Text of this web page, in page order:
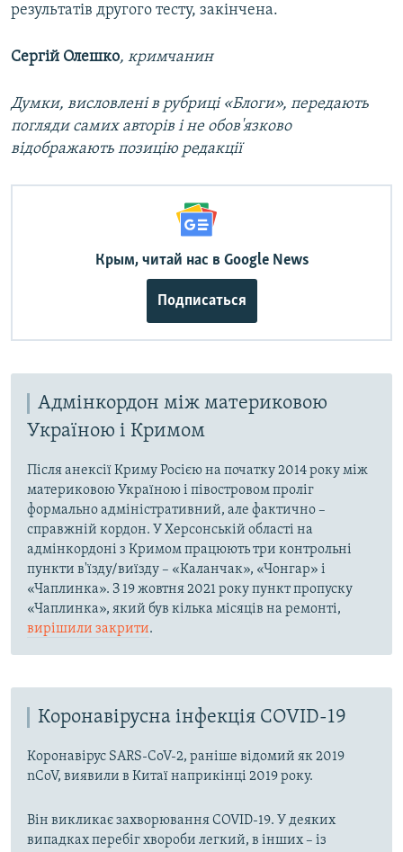
результатів другого тесту, закінчена.
Сергій Олешко, кримчанин
Думки, висловлені в рубриці «Блоги», передають
погляди самих авторів і не обов'язково
відображають позицію редакції
Крым, читай нас в Google News
Подписаться
Адмінкордон між материковою
Україною і Кримом
Після анексії Криму Росією на початку 2014 року між
материковою Україною і півостровом проліг
формально адміністративний, але фактично –
справжній кордон. У Херсонській області на
адмінкордоні з Кримом працюють три контрольні
пункти в'їзду/виїзду – «Каланчак», «Чонгар» і
«Чаплинка». З 19 жовтня 2021 року пункт пропуску
«Чаплинка», який був кілька місяців на ремонті,
вирішили закрити.
Коронавірусна інфекція COVID-19
Коронавірус SARS-CoV-2, раніше відомий як 2019
nCoV, виявили в Китаї наприкінці 2019 року.
Він викликає захворювання COVID-19. У деяких
випадках перебіг хвороби легкий, в інших – із